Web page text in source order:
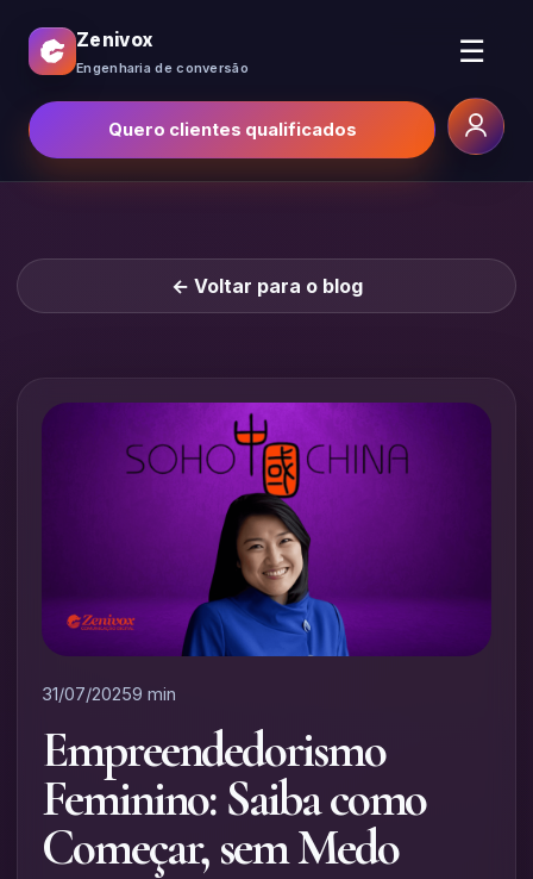
Zenivox
Engenharia de conversão ☰
Quero clientes qualificados
← Voltar para o blog
31/07/20259 min
Empreendedorismo
Feminino: Saiba como
Começar, sem Medo